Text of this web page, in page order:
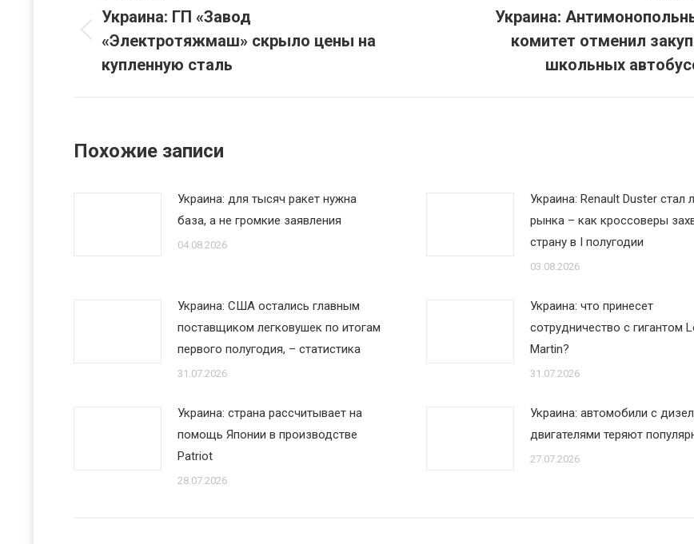
по
записям
Предыдущая
запись:
Украина: ГП «Завод
«Электротяжмаш» скрыло цены на
купленную сталь
Украина:
комитет отменил
школьных
Похожие записи
Украина: для тысяч ракет нужна
база, а не громкие заявления
04.08.2026
Украина: Renault Duster стал
рынка – как кроссоверы
страну в I полугодии
03.08.2026
Украина: США остались главным
поставщиком легковушек по итогам
первого полугодия, – статистика
31.07.2026
Украина: что принесет
сотрудничество с гигантом
Martin?
31.07.2026
Украина: страна рассчитывает на
помощь Японии в производстве
Patriot
28.07.2026
Украина: автомобили с
двигателями теряют
27.07.2026